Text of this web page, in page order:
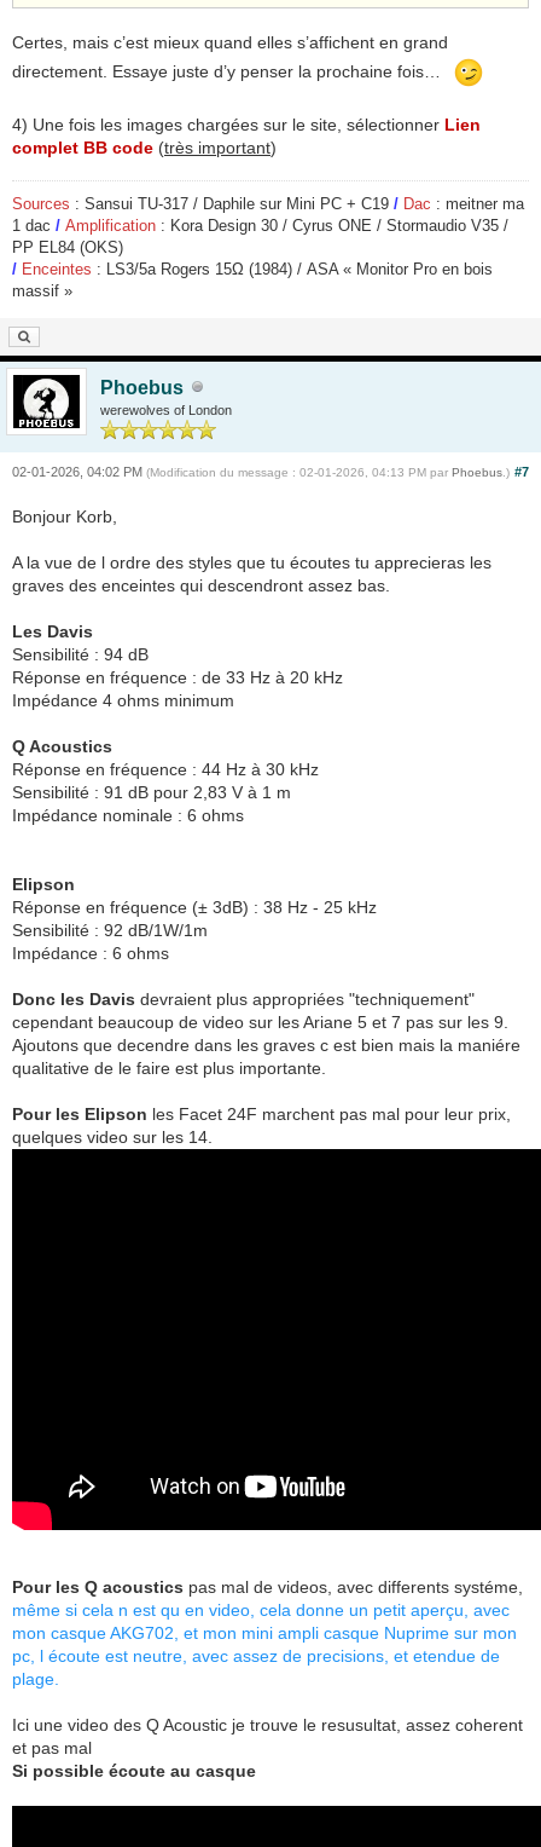
Certes, mais c’est mieux quand elles s’affichent en grand
directement. Essaye juste d’y penser la prochaine fois…
4) Une fois les images chargées sur le site, sélectionner Lien
complet BB code (très important)
Sources : Sansui TU-317 / Daphile sur Mini PC + C19 / Dac : meitner ma
1 dac / Amplification : Kora Design 30 / Cyrus ONE / Stormaudio V35 /
PP EL84 (OKS)
/ Enceintes : LS3/5a Rogers 15Ω (1984) / ASA « Monitor Pro en bois
massif »
Phoebus
werewolves of London
#7
02-01-2026, 04:02 PM (Modification du message : 02-01-2026, 04:13 PM par Phoebus .)
Bonjour Korb,
A la vue de l ordre des styles que tu écoutes tu apprecieras les
graves des enceintes qui descendront assez bas.
Les Davis
Sensibilité : 94 dB
Réponse en fréquence : de 33 Hz à 20 kHz
Impédance 4 ohms minimum
Q Acoustics
Réponse en fréquence : 44 Hz à 30 kHz
Sensibilité : 91 dB pour 2,83 V à 1 m
Impédance nominale : 6 ohms
Elipson
Réponse en fréquence (± 3dB) : 38 Hz - 25 kHz
Sensibilité : 92 dB/1W/1m
Impédance : 6 ohms
Donc les Davis devraient plus appropriées "techniquement"
cependant beaucoup de video sur les Ariane 5 et 7 pas sur les 9.
Ajoutons que decendre dans les graves c est bien mais la maniére
qualitative de le faire est plus importante.
Pour les Elipson les Facet 24F marchent pas mal pour leur prix,
quelques video sur les 14.
Pour les Q acoustics pas mal de videos, avec differents systéme,
même si cela n est qu en video, cela donne un petit aperçu, avec
mon casque AKG702, et mon mini ampli casque Nuprime sur mon
pc, l écoute est neutre, avec assez de precisions, et etendue de
plage.
Ici une video des Q Acoustic je trouve le resusultat, assez coherent
et pas mal
Si possible écoute au casque